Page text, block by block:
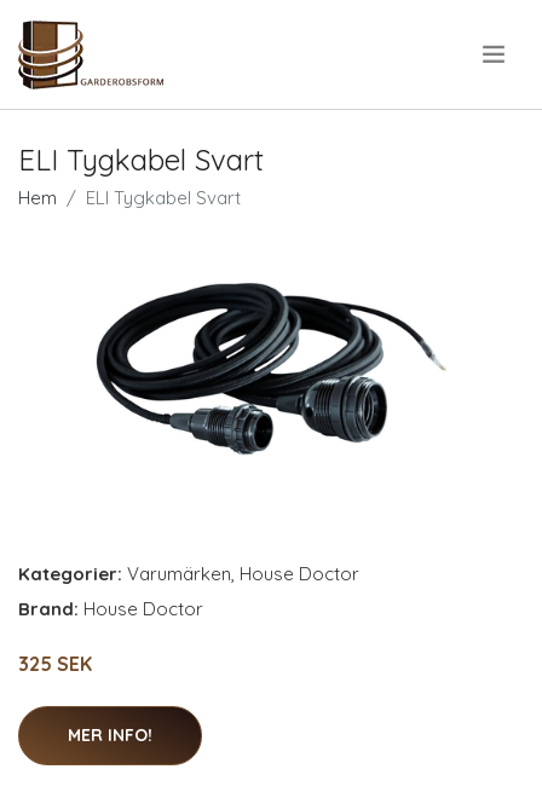
ELI Tygkabel Svart
Hem ELI Tygkabel Svart
Kategorier: Varumärken, House Doctor
Brand: House Doctor
325 SEK
MER INFO!